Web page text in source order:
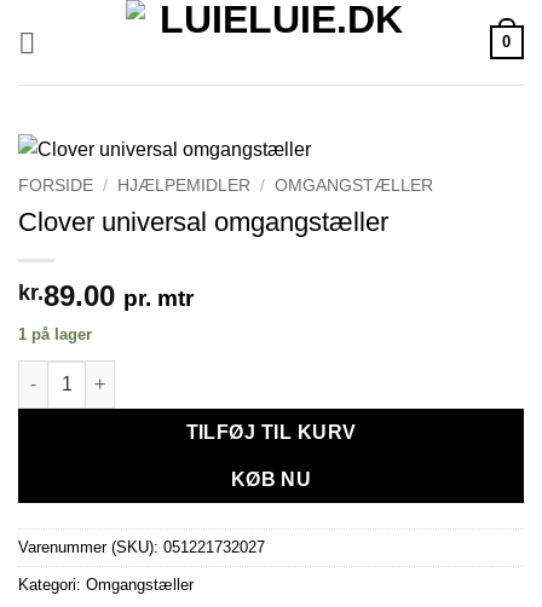
0
FORSIDE / HJÆLPEMIDLER / OMGANGSTÆLLER
Clover universal omgangstæller
kr.89.00 pr. mtr
1 på lager
Clover universal omgangstæller antal
TILFØJ TIL KURV
KØB NU
Varenummer (SKU): 051221732027
Kategori: Omgangstæller